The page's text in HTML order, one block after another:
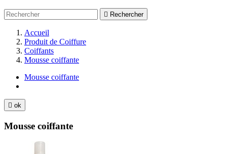
 Rechercher
Accueil
Produit de Coiffure
Coiffants
Mousse coiffante
Mousse coiffante
 ok
Mousse coiffante